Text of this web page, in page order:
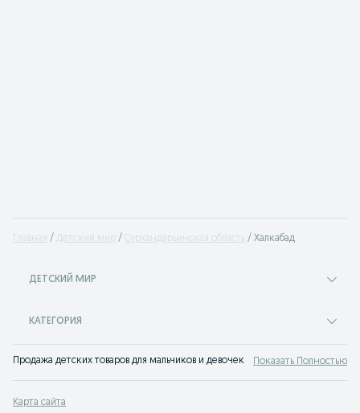
Главная Детский мир Сурхандарьинская область Халкабад
ДЕТСКИЙ МИР
КАТЕГОРИЯ
Продажа детских товаров для мальчиков и девочек на доске объявлений
Показать Полностью
Карта сайта